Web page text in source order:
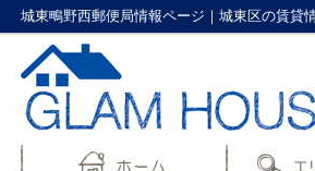
城東鴫野西郵便局情報ページ｜城東区の賃貸